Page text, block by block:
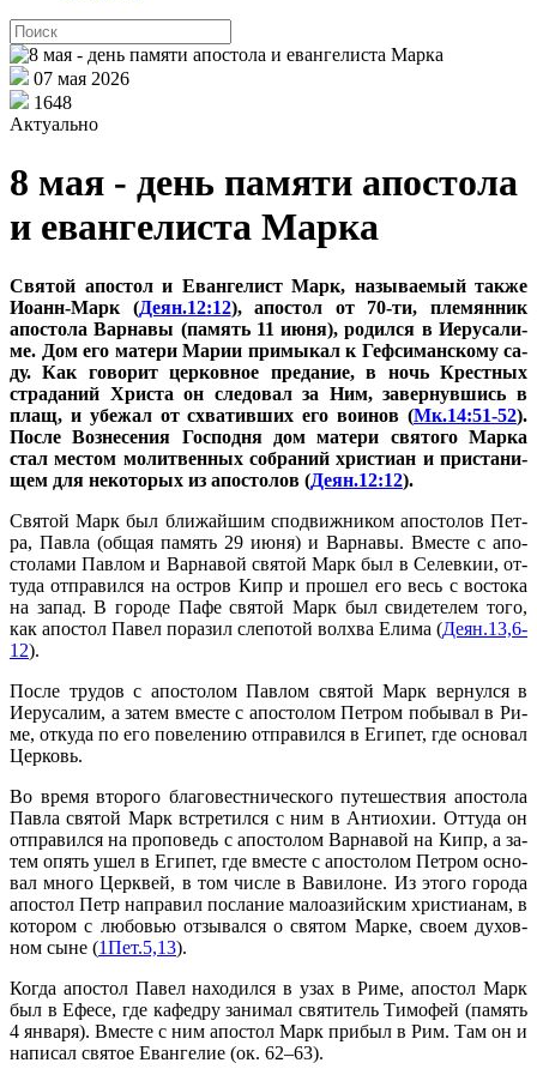
07 мая 2026
1648
Актуально
8 мая - день памяти апостола
и евангелиста Марка
Свя­той апо­стол и Еван­ге­лист Марк, на­зы­ва­е­мый так­же
Иоанн-Марк (Деян.12:12), апо­стол от 70-ти, пле­мян­ник
апо­сто­ла Вар­на­вы (па­мять 11 июня), ро­дил­ся в Иеру­са­ли­
ме. Дом его ма­те­ри Ма­рии при­мы­кал к Геф­си­ман­ско­му са­
ду. Как го­во­рит цер­ков­ное пре­да­ние, в ночь Крест­ных
стра­да­ний Хри­ста он сле­до­вал за Ним, за­вер­нув­шись в
плащ, и убе­жал от схва­тив­ших его во­и­нов (Мк.14:51-52).
По­сле Воз­не­се­ния Гос­под­ня дом ма­те­ри свя­то­го Мар­ка
стал ме­стом мо­лит­вен­ных со­бра­ний хри­сти­ан и при­ста­ни­
щем для неко­то­рых из апо­сто­лов (Деян.12:12).
Свя­той Марк был бли­жай­шим спо­движ­ни­ком апо­сто­лов Пет­
ра, Пав­ла (об­щая па­мять 29 июня) и Вар­на­вы. Вме­сте с апо­
сто­ла­ми Пав­лом и Вар­на­вой свя­той Марк был в Селев­кии, от­
ту­да от­пра­вил­ся на ост­ров Кипр и про­шел его весь с во­сто­ка
на за­пад. В го­ро­де Па­фе свя­той Марк был сви­де­те­лем то­го,
как апо­стол Па­вел по­ра­зил сле­по­той волх­ва Ели­ма (Деян.13,6-
12).
По­сле тру­дов с апо­сто­лом Пав­лом свя­той Марк вер­нул­ся в
Иеру­са­лим, а за­тем вме­сте с апо­сто­лом Пет­ром по­бы­вал в Ри­
ме, от­ку­да по его по­ве­ле­нию от­пра­вил­ся в Еги­пет, где ос­но­вал
Цер­ковь.
Во вре­мя вто­ро­го бла­го­вест­ни­че­ско­го пу­те­ше­ствия апо­сто­ла
Пав­ла свя­той Марк встре­тил­ся с ним в Ан­тио­хии. От­ту­да он
от­пра­вил­ся на про­по­ведь с апо­сто­лом Вар­на­вой на Кипр, а за­
тем опять ушел в Еги­пет, где вме­сте с апо­сто­лом Пет­ром ос­но­
вал мно­го Церк­вей, в том чис­ле в Ва­ви­лоне. Из это­го го­ро­да
апо­стол Петр на­пра­вил по­сла­ние ма­ло­азий­ским хри­сти­а­нам, в
ко­то­ром с лю­бо­вью от­зы­вал­ся о свя­том Мар­ке, сво­ем ду­хов­
ном сыне (1Пет.5,13).
Ко­гда апо­стол Па­вел на­хо­дил­ся в узах в Ри­ме, апо­стол Марк
был в Ефе­се, где ка­фед­ру за­ни­мал свя­ти­тель Ти­мо­фей (па­мять
4 ян­ва­ря). Вме­сте с ним апо­стол Марк при­был в Рим. Там он и
на­пи­сал свя­тое Еван­ге­лие (ок. 62–63).